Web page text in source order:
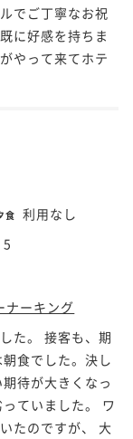
でご丁寧なお祝
に好感を持ちま
やって来てホテ
食 利用なし
5
ナーキング
た。 接客も、期
食でした。決し
待が大きくなっ
ていました。 ワ
たのですが、 大